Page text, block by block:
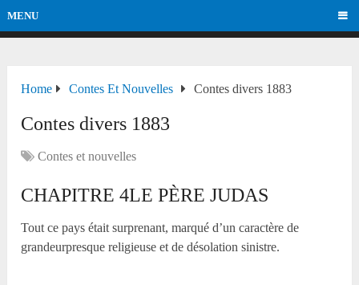
MENU
Home Contes Et Nouvelles Contes divers 1883
Contes divers 1883
Contes et nouvelles
CHAPITRE 4LE PÈRE JUDAS
Tout ce pays était surprenant, marqué d’un caractère de
grandeurpresque religieuse et de désolation sinistre.